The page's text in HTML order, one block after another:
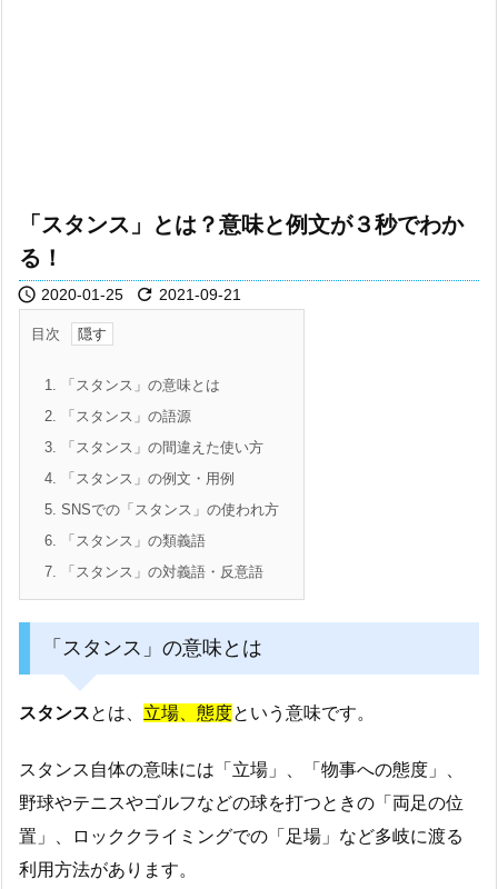
「スタンス」とは？意味と例文が３秒でわか
る！
 2020-01-25  2021-09-21
目次
1. 「スタンス」の意味とは
2. 「スタンス」の語源
3. 「スタンス」の間違えた使い方
4. 「スタンス」の例文・用例
5. SNSでの「スタンス」の使われ方
6. 「スタンス」の類義語
7. 「スタンス」の対義語・反意語
「スタンス」の意味とは
スタンスとは、 立場、態度という意味です。
スタンス自体の意味には「立場」、「物事への態度」、
野球やテニスやゴルフなどの球を打つときの「両足の位
置」、ロッククライミングでの「足場」など多岐に渡る
利用方法があります。